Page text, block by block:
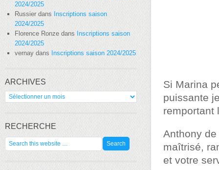
Si Marina
puissante
remportant
Anthony
maîtrisé,
et votre
2024/2025
Russierdans Inscriptions saison
2024/2025
Florence Ronze dans Inscriptions saison
2024/2025
vernay dans Inscriptions saison 2024/2025
ARCHIVES
Archives
RECHERCHE